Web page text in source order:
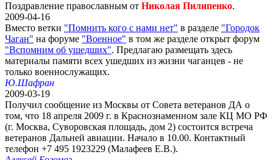
Поздравление православным от Николая Пилипенко.
2009-04-16
Вместо ветки "Помнить кого с нами нет" в разделе "Городок
Чаган" на форуме "Военное" в том же разделе открыт форум
"Вспомним об ушедших". Предлагаю размещать здесь
материалы памяти всех ушедших из жизни чаганцев - не
только военнослужащих.
Ю.Шафран
2009-03-19
Получил сообщение из Москвы от Совета ветеранов ДА о
том, что 18 апреля 2009 г. в Краснознаменном зале КЦ МО РФ
(г. Москва, Суворовская площадь, дом 2) состоится встреча
ветеранов Дальней авиации. Начало в 10.00. Контактный
телефон +7 495 1923229 (Малафеев Е.В.).